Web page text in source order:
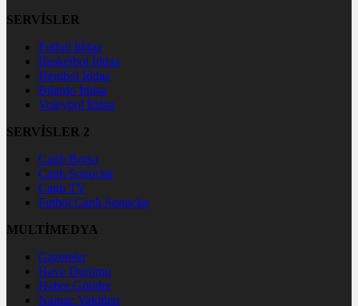
SERVİSLER
Futbol İddaa
Basketbol İddaa
Hentbol İddaa
Bilardo İddaa
Voleybol İddaa
SERVİSLER 2
Canlı Borsa
Canlı Sonuçlar
Canlı TV
Futbol Canlı Sonuçlar
MULTİMEDYA
Gazeteler
Hava Durumu
Haber Gönder
Namaz Vakitleri